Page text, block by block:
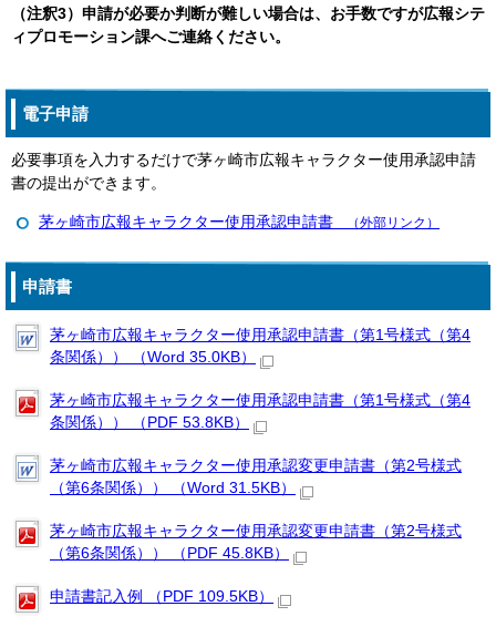
（注釈3）申請が必要か判断が難しい場合は、お手数ですが広報シテ
ィプロモーション課へご連絡ください。
電子申請
必要事項を入力するだけで茅ヶ崎市広報キャラクター使用承認申請
書の提出ができます。
茅ヶ崎市広報キャラクター使用承認申請書 （外部リンク）
申請書
茅ヶ崎市広報キャラクター使用承認申請書（第1号様式（第4
条関係）） （Word 35.0KB）
茅ヶ崎市広報キャラクター使用承認申請書（第1号様式（第4
条関係）） （PDF 53.8KB）
茅ヶ崎市広報キャラクター使用承認変更申請書（第2号様式
（第6条関係）） （Word 31.5KB）
茅ヶ崎市広報キャラクター使用承認変更申請書（第2号様式
（第6条関係）） （PDF 45.8KB）
申請書記入例 （PDF 109.5KB）